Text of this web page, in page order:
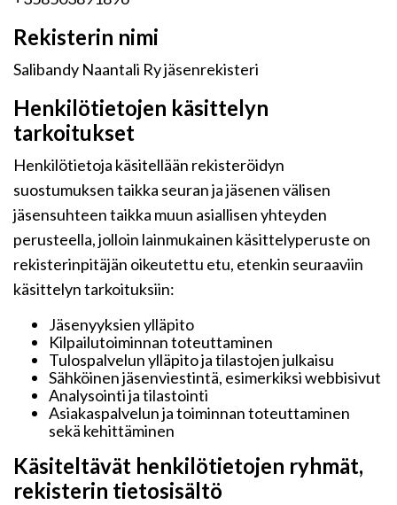
Rekisterin nimi
Salibandy Naantali Ry jäsenrekisteri
Henkilötietojen käsittelyn
tarkoitukset
Henkilötietoja käsitellään rekisteröidyn
suostumuksen taikka seuran ja jäsenen välisen
jäsensuhteen taikka muun asiallisen yhteyden
perusteella, jolloin lainmukainen käsittelyperuste on
rekisterinpitäjän oikeutettu etu, etenkin seuraaviin
käsittelyn tarkoituksiin:
Jäsenyyksien ylläpito
Kilpailutoiminnan toteuttaminen
Tulospalvelun ylläpito ja tilastojen julkaisu
Sähköinen jäsenviestintä, esimerkiksi webbisivut
Analysointi ja tilastointi
Asiakaspalvelun ja toiminnan toteuttaminen
sekä kehittäminen
Käsiteltävät henkilötietojen ryhmät,
rekisterin tietosisältö